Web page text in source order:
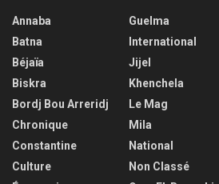
Annaba
Batna
Béjaïa
Biskra
Bordj Bou Arreridj
Chronique
Constantine
Culture
Guelma
International
Jijel
Khenchela
Le Mag
Mila
National
Non Classé